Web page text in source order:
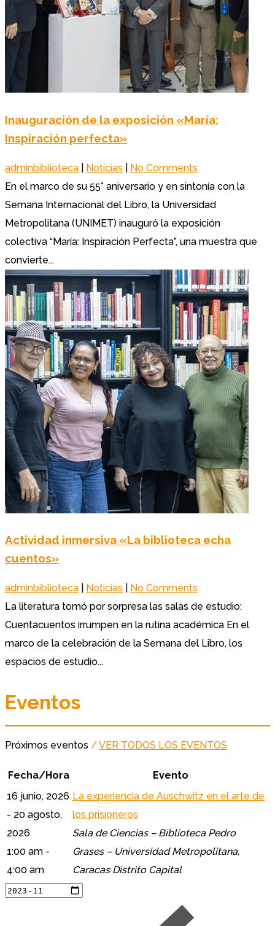
Inauguración de la exposición «María:
Inspiración perfecta»
adminbiblioteca Noticias
No Comments
En el marco de su 55° aniversario y en sintonía con la
Semana Internacional del Libro, la Universidad
Metropolitana (UNIMET) inauguró la exposición
colectiva “María: Inspiración Perfecta”, una muestra que
convierte...
Actividad inmersiva «La biblioteca echa
cuentos»
adminbiblioteca Noticias
No Comments
La literatura tomó por sorpresa las salas de estudio:
Cuentacuentos irrumpen en la rutina académica En el
marco de la celebración de la Semana del Libro, los
espacios de estudio...
Eventos
Próximos eventos /VER TODOS LOS EVENTOS
Fecha/Hora
Evento
16 junio, 2026
- 20 agosto,
2026
1:00 am -
4:00 am
La experiencia de Auschwitz en el arte de
los prisioneros
Sala de Ciencias – Biblioteca Pedro
Grases – Universidad Metropolitana,
Caracas Distrito Capital